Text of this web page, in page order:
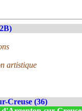
artistique
Creuse (36)